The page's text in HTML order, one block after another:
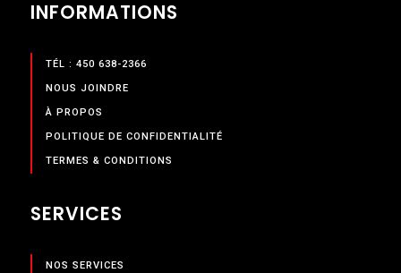
INFORMATIONS
TÉL : 450 638-2366
NOUS JOINDRE
À PROPOS
POLITIQUE DE CONFIDENTIALITÉ
TERMES & CONDITIONS
SERVICES
NOS SERVICES